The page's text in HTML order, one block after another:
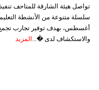
سلسلة متنوعة من الأنشطة
أغسطس، بهدف توفير تجارب تجمع
والاستكشاف لدى �... المزيد